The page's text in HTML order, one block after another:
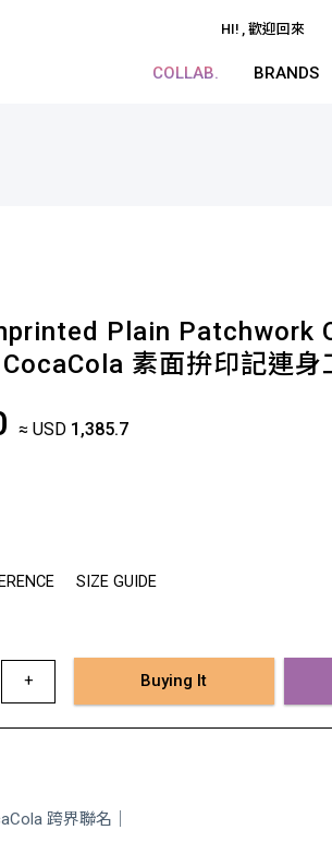
HI! , 歡迎回來
COLLAB. BRANDS
Plain Patchwork
素面拚印記連身
≈ USD 1,385.7
SIZE GUIDE
+ Buying It
跨界聯名｜